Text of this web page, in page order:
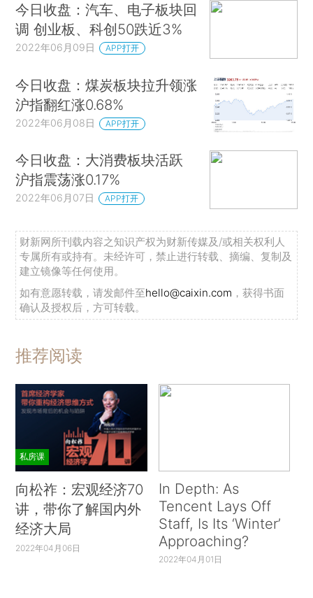
今日收盘：汽车、电子板块回
调 创业板、科创50跌近3%
2022年06月09日 APP打开
今日收盘：煤炭板块拉升领涨
沪指翻红涨0.68%
2022年06月08日 APP打开
今日收盘：大消费板块活跃
沪指震荡涨0.17%
2022年06月07日 APP打开
财新网所刊载内容之知识产权为财新传媒及/或相关权利人
专属所有或持有。未经许可，禁止进行转载、摘编、复制及
建立镜像等任何使用。
如有意愿转载，请发邮件至hello@caixin.com ，获得书面
确认及授权后，方可转载。
推荐阅读
私房课
向松祚：宏观经济70
讲，带你了解国内外
经济大局
2022年04月06日
In Depth: As
Tencent Lays Off
Staff, Is Its ‘Winter’
Approaching?
2022年04月01日